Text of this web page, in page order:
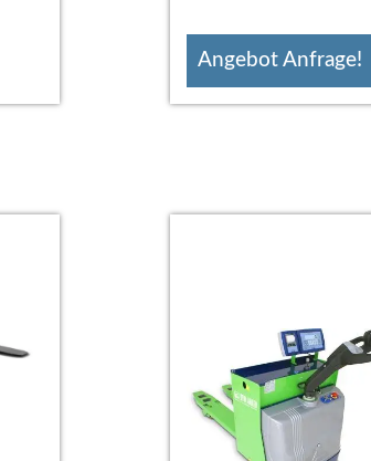
Angebot Anfrage!